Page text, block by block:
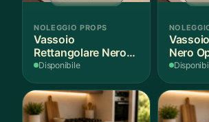
NOLEGGIO PROPS
Vassoio
Rettangolare Nero
Opaco
Disponibile
Nero